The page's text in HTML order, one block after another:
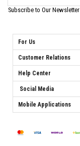
Subscribe to Our
For Us
Customer Relations
Help Center
Social Media
Mobile Applications